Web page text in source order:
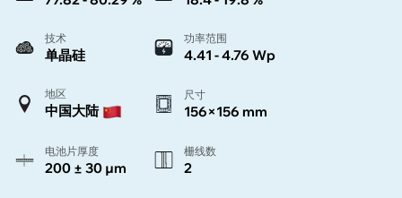
技术
单晶硅
功率范围
4.41 - 4.76 Wp
地区
中国大陆
尺寸
156×156 mm
电池片厚度
200 ± 30 µm
栅线数
2